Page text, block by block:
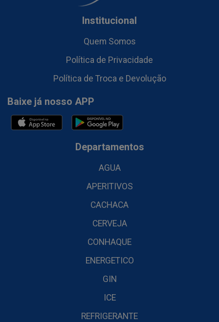
Institucional
Quem Somos
Política de Privacidade
Política de Troca e Devolução
Baixe já nosso APP
Departamentos
AGUA
APERITIVOS
CACHACA
CERVEJA
CONHAQUE
ENERGETICO
GIN
ICE
REFRIGERANTE